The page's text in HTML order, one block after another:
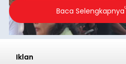
Baca Selengkapnya
Iklan